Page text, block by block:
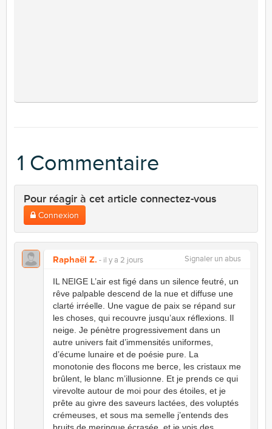
1 Commentaire
Pour réagir à cet article connectez-vous
Connexion
Raphaël Z. - il y a 2 jours Signaler un abus
IL NEIGE L’air est figé dans un silence feutré, un
rêve palpable descend de la nue et diffuse une
clarté irréelle. Une vague de paix se répand sur
les choses, qui recouvre jusqu’aux réflexions. Il
neige. Je pénètre progressivement dans un
autre univers fait d’immensités uniformes,
d’écume lunaire et de poésie pure. La
monotonie des flocons me berce, les cristaux me
brûlent, le blanc m’illusionne. Et je prends ce qui
virevolte autour de moi pour des étoiles, et je
prête au givre des saveurs lactées, des voluptés
crémeuses, et sous ma semelle j’entends des
bruits de meringue écrasée, et je vois des